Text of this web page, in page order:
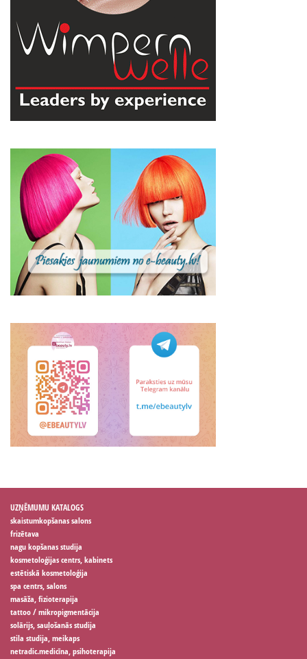
UZŅĒMUMU KATALOGS
skaistumkopšanas salons
frizētava
nagu kopšanas studija
kosmetoloģijas centrs, kabinets
estētiskā kosmetoloģija
spa centrs, salons
masāža, fizioterapija
tattoo / mikropigmentācija
solārijs, sauļošanās studija
stila studija, meikaps
netradic.medicīna, psihoterapija